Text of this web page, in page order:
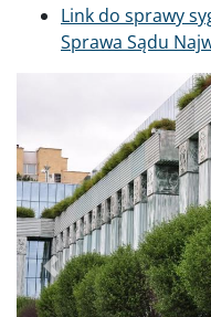
Link do sprawy
Sprawa Sądu
Poprzednie